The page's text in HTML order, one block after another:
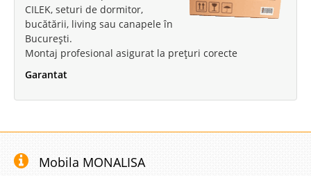
CILEK, seturi de dormitor,
bucătării, living sau canapele în
București.
Montaj profesional asigurat la prețuri corecte
Garantat
Mobila MONALISA